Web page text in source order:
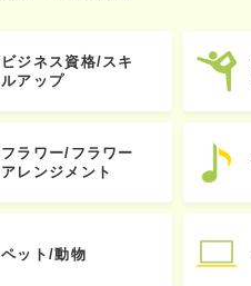
ビジネス資格/スキ
ルアップ
フラワー/フラワー
アレンジメント
ペット/動物